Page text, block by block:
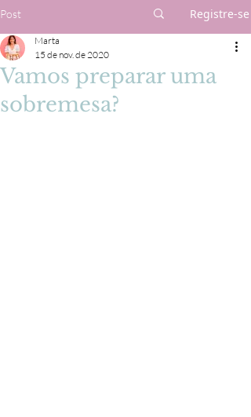
Post Registre-se
Vamos preparar uma
sobremesa?
Marta
15 de nov. de 2020